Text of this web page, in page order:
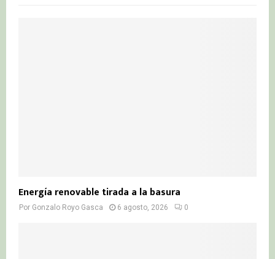
Energía renovable tirada a la basura
Por Gonzalo Royo Gasca 6 agosto, 2026 0